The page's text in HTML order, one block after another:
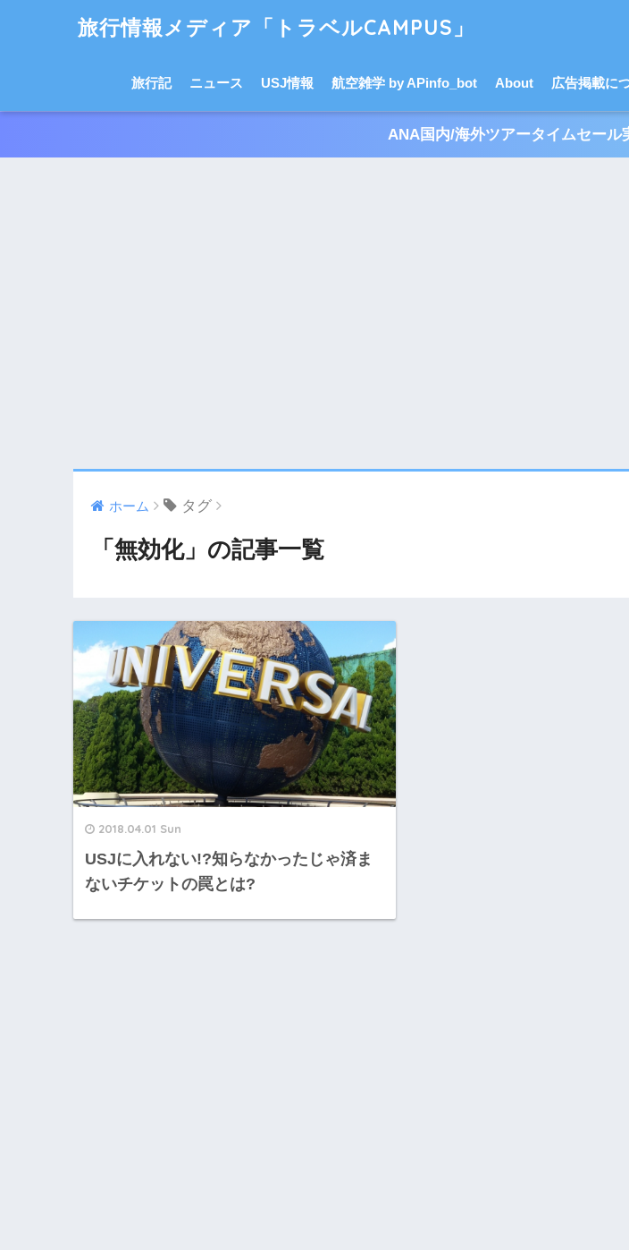
旅行情報メディア「トラベルCAMPUS」
旅行記 ニュース USJ情報 航空雑学 by APinfo_bot About 広告掲載に
ANA国内/海外ツアータイムセール
ホーム タグ
「無効化」の記事一覧
2018.04.01 Sun
USJに入れない!?知らなかったじゃ済ま
ないチケットの罠とは?